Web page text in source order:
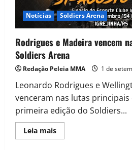
Notícias Soldiers Arena
Rodrigues e Madeira vencem
Soldiers Arena
Redação Peleia MMA 1 de
Leonardo Rodrigues e
venceram nas lutas principais
primeira edição do Soldiers...
Leia mais